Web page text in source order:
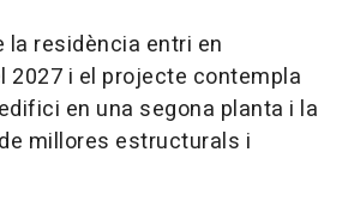
la residència entri en
2027 i el projecte contempla
en una segona planta i la
millores estructurals i